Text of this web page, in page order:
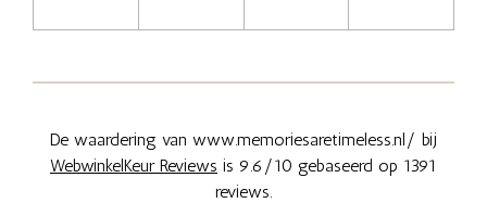
De waardering van www.memoriesaretimeless.nl/ bij
WebwinkelKeur Reviews is 9.6/10 gebaseerd op 1391
reviews.